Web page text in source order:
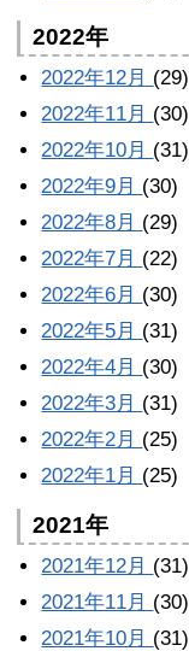
2022年
2022年12月 (29)
2022年11月 (30)
2022年10月 (31)
2022年9月 (30)
2022年8月 (29)
2022年7月 (22)
2022年6月 (30)
2022年5月 (31)
2022年4月 (30)
2022年3月 (31)
2022年2月 (25)
2022年1月 (25)
2021年
2021年12月 (31)
2021年11月 (30)
2021年10月 (31)